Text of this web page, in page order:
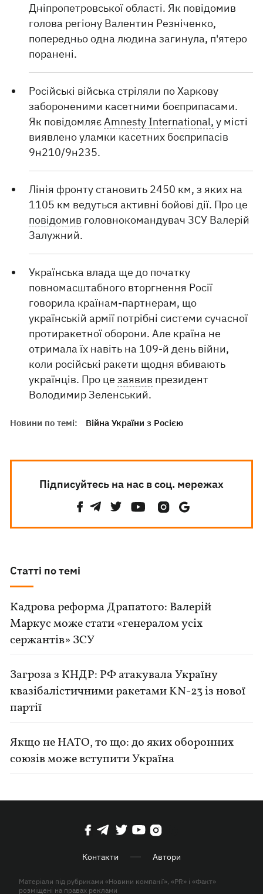
Дніпропетровської області. Як повідомив
голова регіону Валентин Резніченко,
попередньо одна людина загинула, п'ятеро
поранені.
Російські війська стріляли по Харкову
забороненими касетними боєприпасами.
Як повідомляєAmnesty International, у місті
виявлено уламки касетних боєприпасів
9н210/9н235.
Лінія фронту становить 2450 км, з яких на
1105 км ведуться активні бойові дії. Про це
повідомив головнокомандувач ЗСУ Валерій
Залужний.
Українська влада ще до початку
повномасштабного вторгнення Росії
говорила країнам-партнерам, що
українській армії потрібні системи сучасної
протиракетної оборони. Але країна не
отримала їх навіть на 109-й день війни,
коли російські ракети щодня вбивають
українців. Про цезаявив президент
Володимир Зеленський.
Новини по темі: Війна України з Росією
Підписуйтесь на нас в соц. мережах
Статті по темі
Кадрова реформа Драпатого: Валерій
Маркус може стати «генералом усіх
сержантів» ЗСУ
Загроза з КНДР: РФ атакувала Україну
квазібалістичними ракетами KN-23 із нової
партії
Якщо не НАТО, то що: до яких оборонних
союзів може вступити Україна
Контакти Автори
Матеріали під рубриками «Новини компанії», «PR» і «Факт»
розміщені на правах реклами